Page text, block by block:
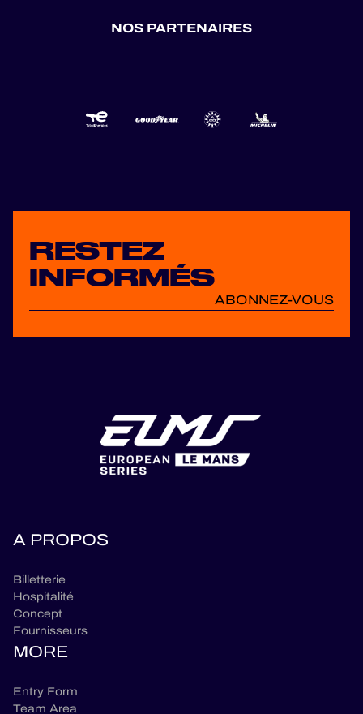
NOS PARTENAIRES
RESTEZ
INFORMÉS
ABONNEZ-VOUS
A PROPOS
Billetterie
Hospitalité
Concept
Fournisseurs
MORE
Entry Form
Team Area